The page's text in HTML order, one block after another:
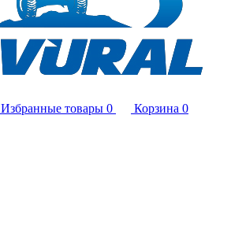
Избранные товары 0 Корзина 0